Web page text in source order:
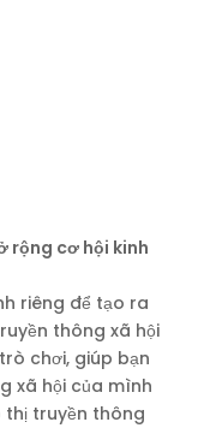
rộng cơ hội kinh
riêng để tạo ra
thông xã hội
chơi, giúp bạn
xã hội của mình
truyền thông